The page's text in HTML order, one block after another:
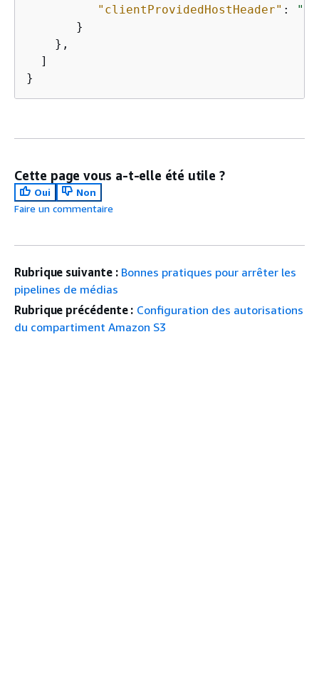
"clientProvidedHostHeader" : "
       }
    },
  ]
}
Cette page vous a-t-elle été utile ?
Oui
Non
Faire un commentaire
Rubrique suivante : Bonnes pratiques pour arrêter les
pipelines de médias
Rubrique précédente : Configuration des autorisations
du compartiment Amazon S3